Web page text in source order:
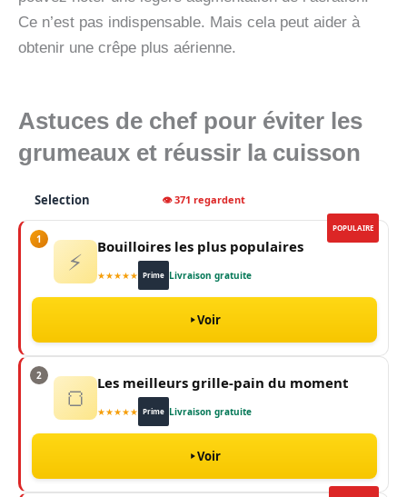
Ce n’est pas indispensable. Mais cela peut aider à
obtenir une crêpe plus aérienne.
Astuces de chef pour éviter les
grumeaux et réussir la cuisson
Selection 👁 371 regardent
POPULAIRE
1
⚡ Bouilloires les plus populaires
★★★★★ Prime Livraison gratuite
Voir
2
🍞 Les meilleurs grille-pain du moment
★★★★★ Prime Livraison gratuite
Voir